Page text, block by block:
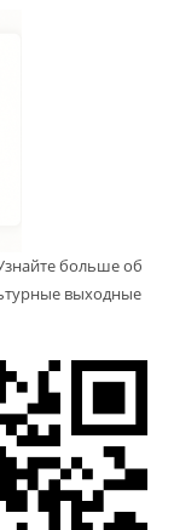
больше об
выходные